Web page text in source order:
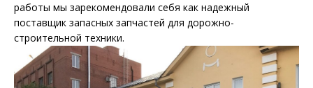
работы мы зарекомендовали себя как надежный
поставщик запасных запчастей для дорожно-
строительной техники.